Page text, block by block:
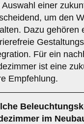
Auswahl einer
um den
Dazu gehören
Für ein
ist eine
Empfehlung.
im